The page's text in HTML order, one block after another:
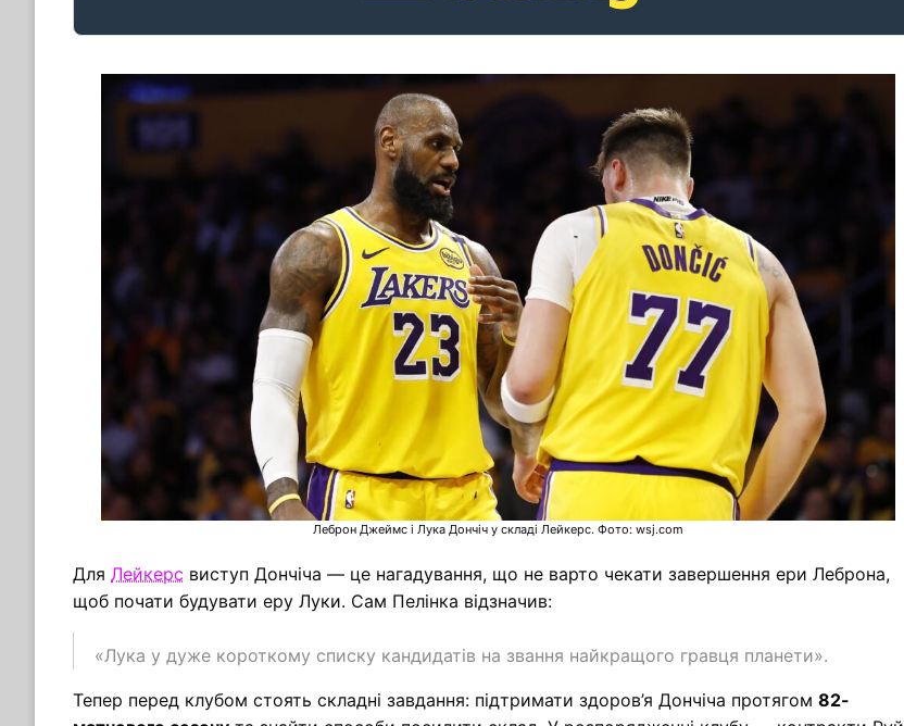
Леброн Джеймс і Лука Дончіч у складі Лейкерс. Фото: wsj.com
Для Лейкерс виступ Дончіча — це нагадування, що не варто чекати завершення ери Леброна,
щоб почати будувати еру Луки. Сам Пелінка відзначив:
«Лука у дуже короткому списку кандидатів на звання найкращого гравця планети».
Тепер перед клубом стоять складні завдання: підтримати здоров’я Дончіча протягом 82-